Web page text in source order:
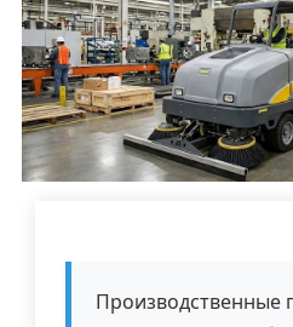
Производственные